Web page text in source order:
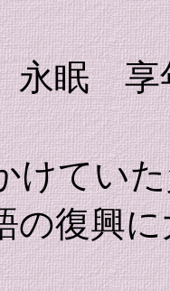
永眠 享
いた資
興に大